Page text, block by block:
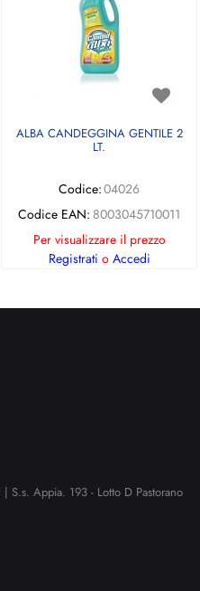
ALBA CANDEGGINA GENTILE 2
LT.
Codice:04026
Codice EAN: 8003045710011
Per visualizzare il prezzo
Registrati o Accedi
S.s. Appia. 193 - Lotto D Pastorano